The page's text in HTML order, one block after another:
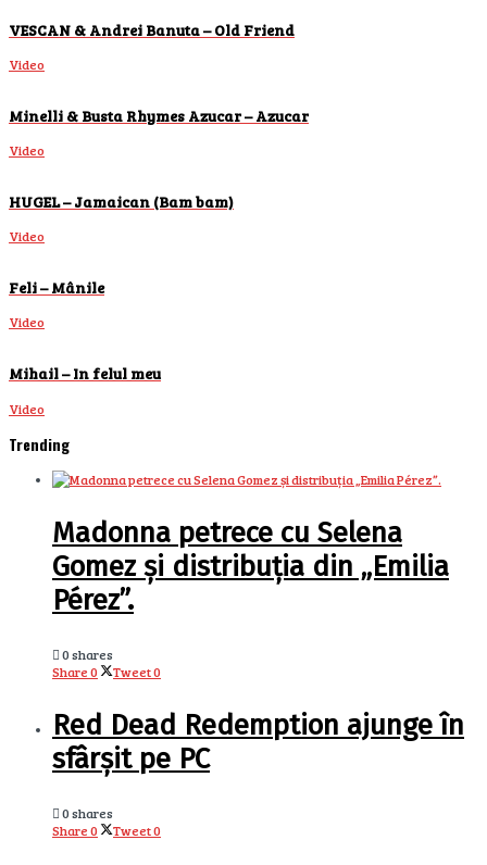
VESCAN & Andrei Banuta – Old Friend
Video
Minelli & Busta Rhymes Azucar – Azucar
Video
HUGEL – Jamaican (Bam bam)
Video
Feli – Mânile
Video
Mihail – In felul meu
Video
Trending
Madonna petrece cu Selena
Gomez și distribuția din „Emilia
Pérez”.
0 shares
Share0 Tweet0
Red Dead Redemption ajunge în
sfârșit pe PC
0 shares
Share0 Tweet0